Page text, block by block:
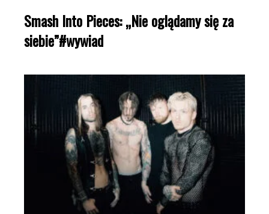
Smash Into Pieces: „Nie oglądamy się za
siebie”#wywiad